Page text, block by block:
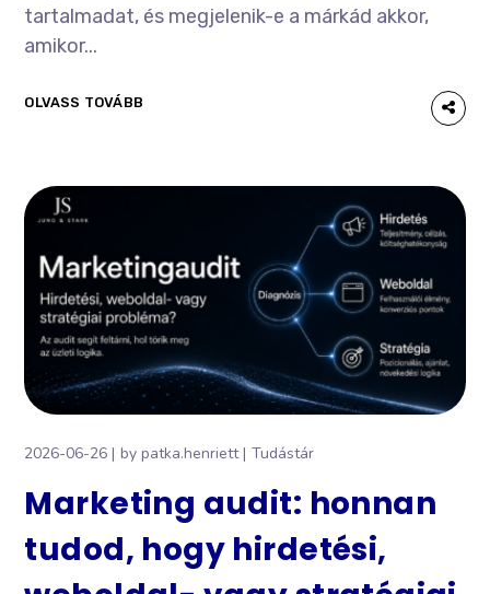
tartalmadat, és megjelenik-e a márkád akkor,
amikor...
OLVASS TOVÁBB
2026-06-26 bypatka.henriett Tudástár
Marketing audit: honnan
tudod, hogy hirdetési,